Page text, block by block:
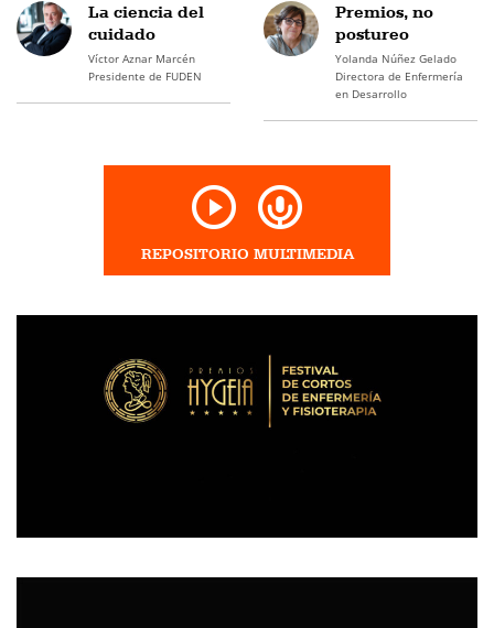
La ciencia del
cuidado
Víctor Aznar Marcén
Presidente de FUDEN
Premios, no
postureo
Yolanda Núñez Gelado
Directora de Enfermería
en Desarrollo
REPOSITORIO MULTIMEDIA